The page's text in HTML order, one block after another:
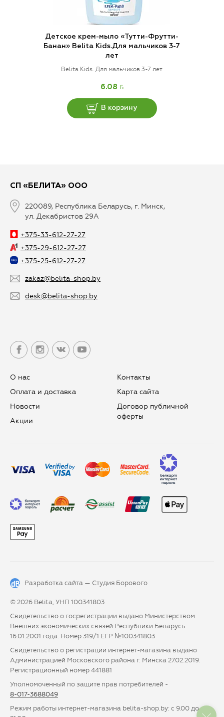
Детское крем-мыло «Тутти-Фрутти-
Банан» Belita Kids.Для мальчиков 3-7
лет
Belita Kids. Для мальчиков 3-7 лет
6.08 BYN
В корзину
СП «БЕЛИТА» ООО
220089, Республика Беларусь, г. Минск,
ул. Декабристов 29А
+375-33-612-27-27
+375-29-612-27-27
+375-25-612-27-27
zakaz@belita-shop.by
desk@belita-shop.by
О нас
Оплата и доставка
Новости
Aкции
Контакты
Карта сайта
Договор публичной
оферты
Разработка сайта — Студия Борового
© 2026 Belita, УНП 100341803
Свидетельство о госрегистрации выдано Министерством
Внешних экономических связей Республики Беларусь
16.01.2001 года. Номер 319/1 ЕГР №100341803
Свидетельство о регистрации интернет-магазина выдано
Администрацией Московского района г. Минска 27.02.2019.
Регистрационный номер 441881
Уполномоченный по защите прав потребителей -
8-017-3688049
Режим работы интернет-магазина belita-shop.by: с 9.00 до